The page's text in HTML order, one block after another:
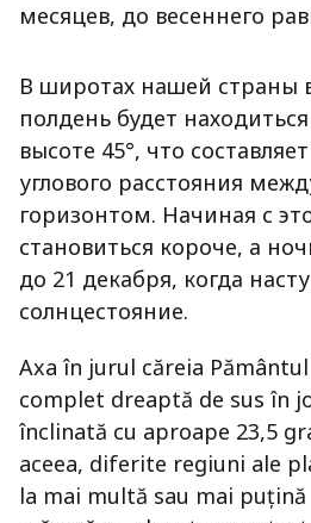
месяцев, до весеннего
В широтах нашей страны
полдень будет
высоте 45°, что
углового расстояния
горизонтом. Начиная с
становиться короче, а
до 21 декабря, когда
солнцестояние.
Axa în jurul căreia
complet dreaptă de sus în
înclinată cu aproape 23,5
aceea, diferite regiuni ale
la mai multă sau mai